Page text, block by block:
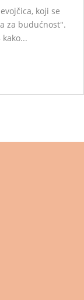
koji se
za budućnost".